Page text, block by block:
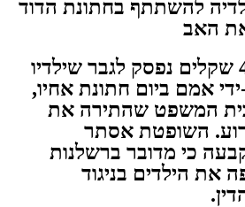
להשתתף בחתונת הדוד
האב
פיצוי בסך 45,000 שקלים נפסק לגבר שילדיו
אמם ביום חתונת אחיו,
המשפט שהתירה את
השופטת אסתר
כי מדובר ברשלנות
הילדים בניגוד